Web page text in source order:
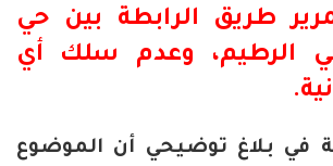
طريق الرابطة بين حي
الرطيم، وعدم سلك أي
في بلاغ توضيحي أن الموضوع